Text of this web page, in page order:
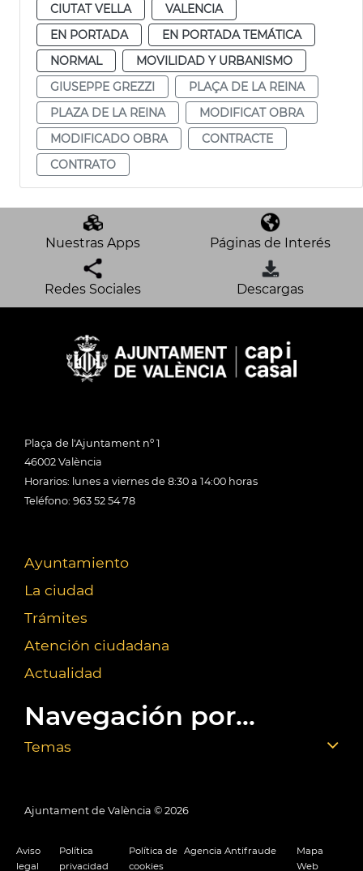
CIUTAT VELLA
VALENCIA
EN PORTADA
EN PORTADA TEMÁTICA
NORMAL
MOVILIDAD Y URBANISMO
GIUSEPPE GREZZI
PLAÇA DE LA REINA
PLAZA DE LA REINA
MODIFICAT OBRA
MODIFICADO OBRA
CONTRACTE
CONTRATO
Nuestras Apps Páginas de Interés
Redes Sociales Descargas
Plaça de l'Ajuntament nº 1
46002 València
Horarios: lunes a viernes de 8:30 a 14:00 horas
Teléfono: 963 52 54 78
Ayuntamiento
La ciudad
Trámites
Atención ciudadana
Actualidad
Navegación por...
Temas
Ajuntament de València © 2026
Aviso
legal
Política
privacidad
Política de
cookies
Agencia Antifraude
Mapa
Web